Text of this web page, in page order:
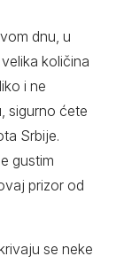
dnu, u
količina
i ne
sigurno ćete
Srbije.
gustim
prizor od
se neke